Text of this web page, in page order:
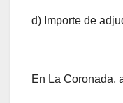
d) Importe de
En La Coronada,